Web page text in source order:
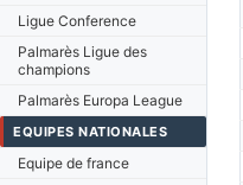
Ligue Conference
Palmarès Ligue des
champions
Palmarès Europa League
EQUIPES NATIONALES
Equipe de france